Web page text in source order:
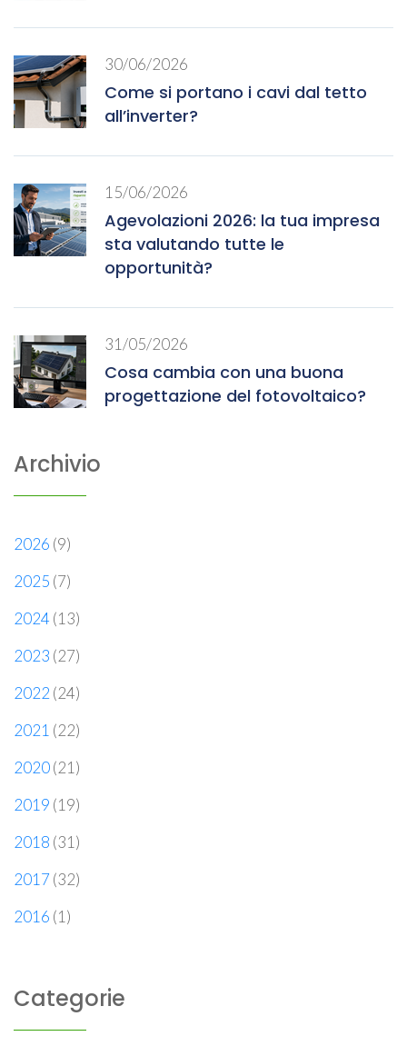
30/06/2026
Come si portano i cavi dal tetto
all’inverter?
15/06/2026
Agevolazioni 2026: la tua impresa
sta valutando tutte le
opportunità?
31/05/2026
Cosa cambia con una buona
progettazione del fotovoltaico?
Archivio
2026 (9)
2025 (7)
2024 (13)
2023 (27)
2022 (24)
2021 (22)
2020(21)
2019 (19)
2018 (31)
2017 (32)
2016 (1)
Categorie